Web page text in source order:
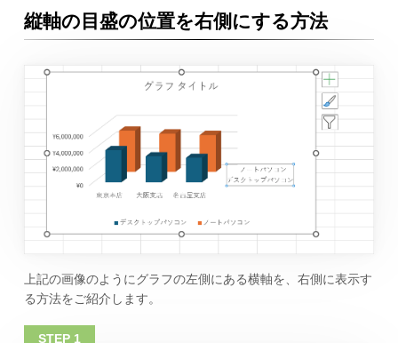
縦軸の目盛の位置を右側にする方法
上記の画像のようにグラフの左側にある横軸を、右側に表示す
る方法をご紹介します。